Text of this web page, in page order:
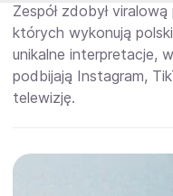
Zespół zdobył
których wykonują
unikalne interpretacje,
podbijają Instagram,
telewizję.